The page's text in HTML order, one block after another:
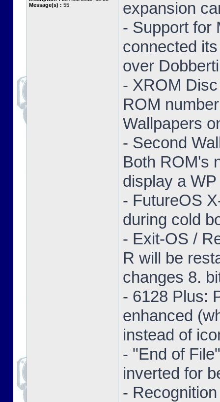
Message(s) : 55
expansion
- Support for
connected
over
- XROM
ROM
Wallpapers
- Second
Both ROM's
display a
- FutureOS
during cold
- Exit-OS /
R will be
changes 8.
- 6128 Plus:
enhanced
instead of
- "End of
inverted for
-